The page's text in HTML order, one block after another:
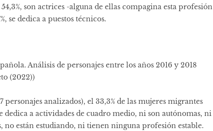
son actrices -alguna de ellas compagina esta profesión
se dedica a puestos técnicos.
Análisis de personajes entre los años 2016 y 2018
(2022))
analizados), el 33,3% de las mujeres migrantes
a actividades de cuadro medio, ni son autónomas, ni
están estudiando, ni tienen ninguna profesión estable.